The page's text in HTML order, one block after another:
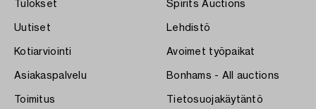
Tulokset
Uutiset
Kotiarviointi
Asiakaspalvelu
Toimitus
Spirits Auctions
Lehdistö
Avoimet työpaikat
Bonhams - All auctions
Tietosuojakäytäntö